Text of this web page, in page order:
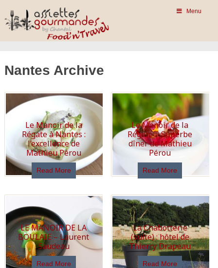
Menu
Nantes Archive
Le Manoir de la
Régate à Nantes :
l’excellence de
Mathieu Pérou
Read More
Le Manoir de la
Régate – Superbe
dîner de Mathieu
Pérou
Read More
LE MANOIR DE LA
BOULAIE – Laurent
Saudeau
Read More
La Chabotterie
(suite) : hôtel de
Thierry Drapeau
Read More